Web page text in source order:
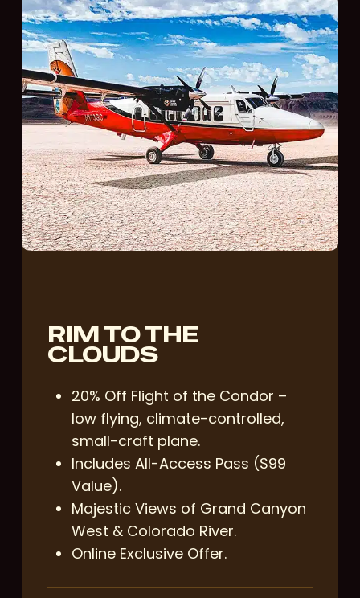
RIM TO THE
CLOUDS
20% Off Flight of the Condor –
low flying, climate-controlled,
small-craft plane.
Includes All-Access Pass ($99
Value).
Majestic Views of Grand Canyon
West & Colorado River.
Online Exclusive Offer.